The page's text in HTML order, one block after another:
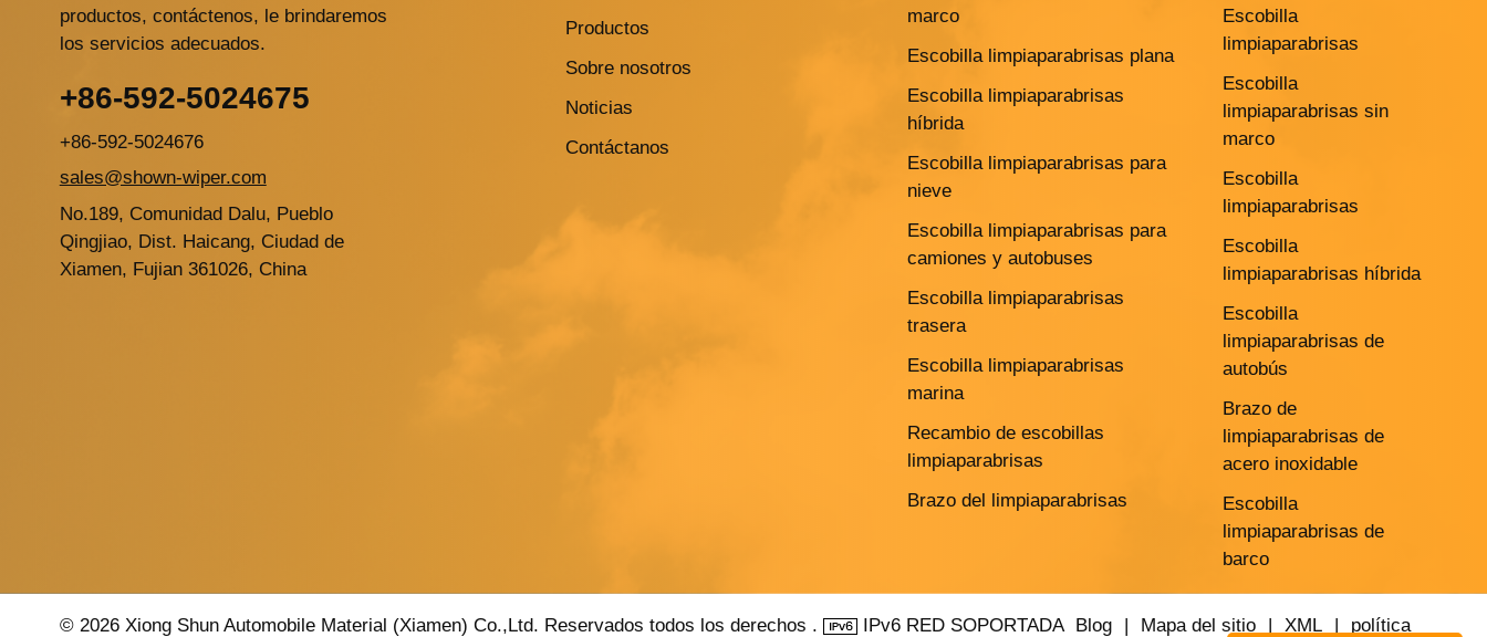
productos, contáctenos, le brindaremos
los servicios adecuados.
+86-592-5024675
+86-592-5024676
sales@shown-wiper.com
No.189, Comunidad Dalu, Pueblo
Qingjiao, Dist. Haicang, Ciudad de
Xiamen, Fujian 361026, China
Productos
Sobre nosotros
Noticias
Contáctanos
marco
Escobilla limpiaparabrisas plana
Escobilla limpiaparabrisas
híbrida
Escobilla limpiaparabrisas para
nieve
Escobilla limpiaparabrisas para
camiones y autobuses
Escobilla limpiaparabrisas
trasera
Escobilla limpiaparabrisas
marina
Recambio de escobillas
limpiaparabrisas
Brazo del limpiaparabrisas
Escobilla
limpiaparabrisas
Escobilla
limpiaparabrisas sin
marco
Escobilla
limpiaparabrisas
Escobilla
limpiaparabrisas híbrida
Escobilla
limpiaparabrisas de
autobús
Brazo de
limpiaparabrisas de
acero inoxidable
Escobilla
limpiaparabrisas de
barco
© 2026 Xiong Shun Automobile Material (Xiamen) Co.,Ltd. Reservados todos los derechos . IPv6 RED SOPORTADA Blog | Mapa del sitio | XML | política